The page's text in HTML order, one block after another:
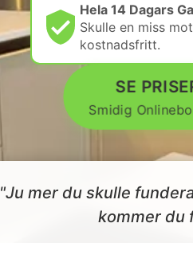
Hela 14 Dagars
Skulle en miss
kostnadsfritt.
SE
Smidig
"Ju mer du skulle
kommer du